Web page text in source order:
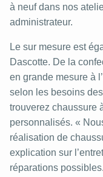
à neuf dans nos
administrateur.
Le sur mesure est
Dascotte. De la
en grande mesure à
selon les besoins
trouverez chaussure
personnalisés. «
réalisation de
explication sur
réparations